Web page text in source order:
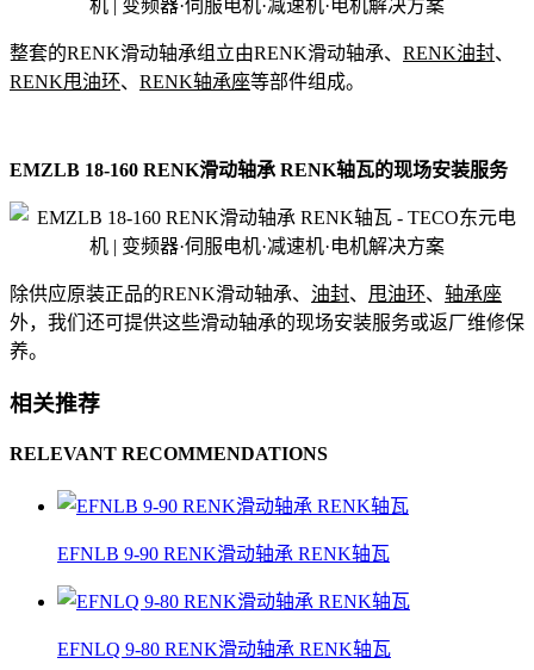
整套的RENK滑动轴承组立由RENK滑动轴承、 RENK油封、
RENK甩油环、 RENK轴承座等部件组成。
EMZLB 18-160 RENK滑动轴承 RENK轴瓦的现场安装服务
除供应原装正品的RENK滑动轴承、 油封、 甩油环、 轴承座
外，我们还可提供这些滑动轴承的现场安装服务或返厂维修保
养。
相关推荐
RELEVANT RECOMMENDATIONS
EFNLB 9-90 RENK滑动轴承 RENK轴瓦
EFNLQ 9-80 RENK滑动轴承 RENK轴瓦